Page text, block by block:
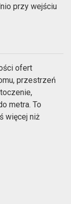
przy wejściu
ofert
przestrzeń
metra. To
więcej niż